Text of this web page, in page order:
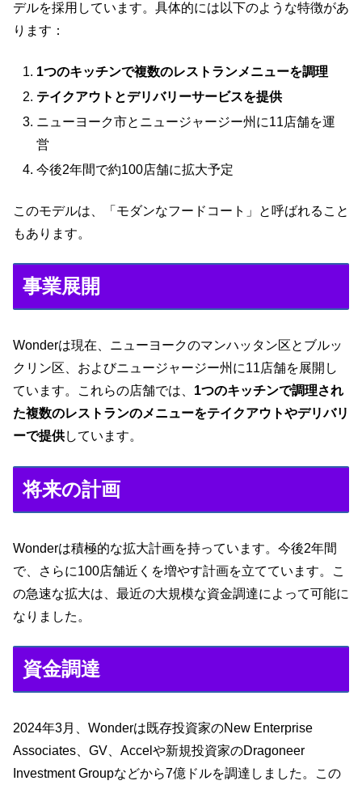
デルを採用しています。具体的には以下のような特徴があ
ります：
1つのキッチンで複数のレストランメニューを調理
テイクアウトとデリバリーサービスを提供
ニューヨーク市とニュージャージー州に11店舗を運
営
今後2年間で約100店舗に拡大予定
このモデルは、「モダンなフードコート」と呼ばれること
もあります。
事業展開
Wonderは現在、ニューヨークのマンハッタン区とブルッ
クリン区、およびニュージャージー州に11店舗を展開し
ています。これらの店舗では、 1つのキッチンで調理され
た複数のレストランのメニューをテイクアウトやデリバリ
ーで提供しています。
将来の計画
Wonderは積極的な拡大計画を持っています。今後2年間
で、さらに100店舗近くを増やす計画を立てています。こ
の急速な拡大は、最近の大規模な資金調達によって可能に
なりました。
資金調達
2024年3月、Wonderは既存投資家のNew Enterprise
Associates、GV、Accelや新規投資家のDragoneer
Investment Groupなどから7億ドルを調達しました。この